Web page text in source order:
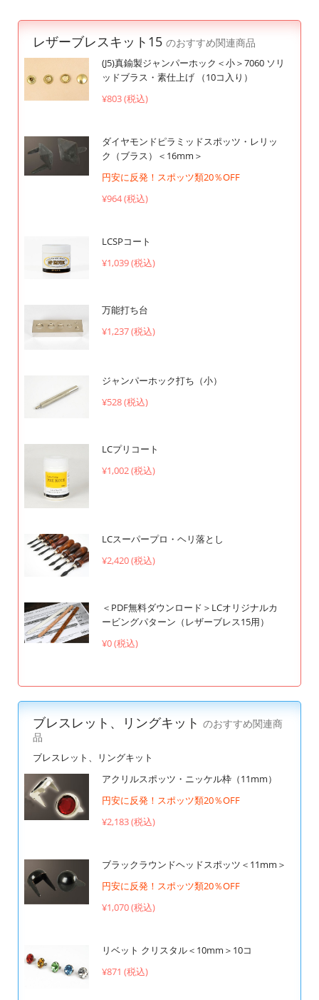
レザーブレスキット15 のおすすめ関連商品
(J5)真鍮製ジャンパーホック＜小＞7060 ソリ
ッドブラス・素仕上げ （10コ入り）
¥803 (税込)
ダイヤモンドピラミッドスポッツ・レリッ
ク（ブラス）＜16mm＞
円安に反発！スポッツ類20％OFF
¥964 (税込)
LCSPコート
¥1,039 (税込)
万能打ち台
¥1,237 (税込)
ジャンパーホック打ち（小）
¥528 (税込)
LCプリコート
¥1,002 (税込)
LCスーパープロ・ヘリ落とし
¥2,420 (税込)
＜PDF無料ダウンロード＞LCオリジナルカ
ービングパターン（レザーブレス15用）
¥0 (税込)
ブレスレット、リングキット のおすすめ関連商
品
ブレスレット、リングキット
アクリルスポッツ・ニッケル枠（11mm）
円安に反発！スポッツ類20％OFF
¥2,183 (税込)
ブラックラウンドヘッドスポッツ＜11mm＞
円安に反発！スポッツ類20％OFF
¥1,070 (税込)
リベット クリスタル＜10mm＞10コ
¥871 (税込)